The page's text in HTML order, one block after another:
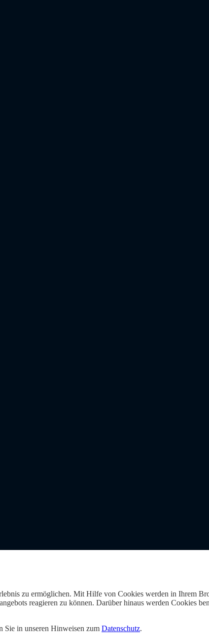
zu ermöglichen. Mit Hilfe von Cookies werden in Ihrem
reagieren zu können. Darüber hinaus werden Cookies
Sie in unseren Hinweisen zum Datenschutz.